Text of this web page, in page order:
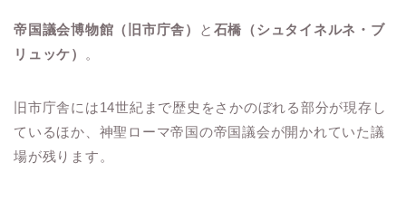
帝国議会博物館（旧市庁舎） と 石橋（シュタイネルネ・ブ
リュッケ）
。
旧市庁舎には14世紀まで歴史をさかのぼれる部分が現存し
ているほか、神聖ローマ帝国の帝国議会が開かれていた議
場が残ります。